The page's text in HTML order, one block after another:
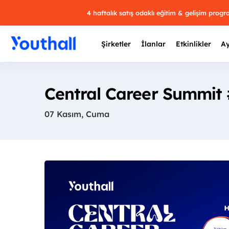
4 haftalık satış odaklı eğitim & gelişim
Şirketler İlanlar Etkinlikler
Central Career Summit
07 Kasım, Cuma